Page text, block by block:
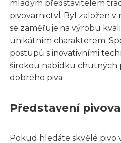
mladým představitelem
pivovarnictvÍ. Byl založen v
se zaměřuje na výrobu
unikátním charakterem.
postupů s inovativními
širokou nabídku chutných
dobrého piva.
Představení
Pokud hledáte skvělé pivo